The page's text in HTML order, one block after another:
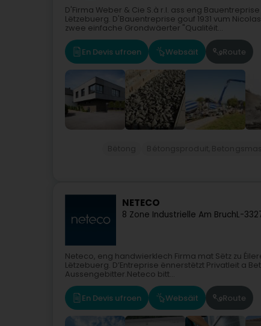
D'Firma Weber & Cie S.à r.l. ass eng
Lëtzebuerg. D'Bauentreprise gouf 1931 vum
zwee einfache Grondwäerter "Qualitéit...
En Devis ufroen Websäit Route
NETECO
8 Zone Industrielle Am BruchL-
Neteco, eng handwierklech Firma mat Sëtz zu
Lëtzebuerg. D’Entreprise ënnerstëtzt Privatleit a
Aussengebitter.Neteco bitt...
En Devis ufroen Websäit Route